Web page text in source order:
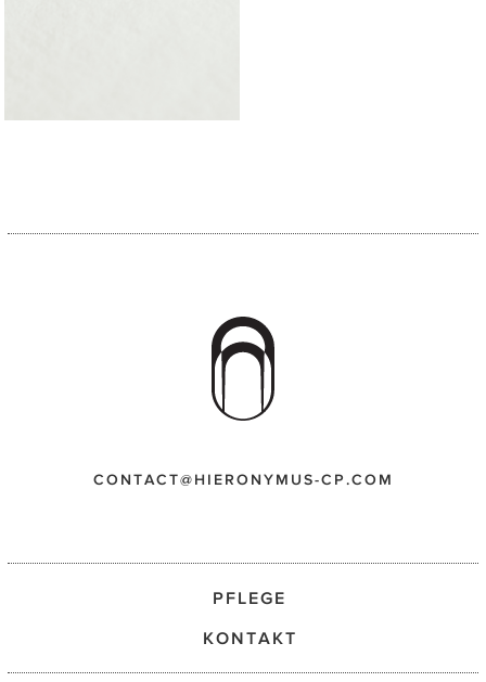
CONTACT@HIERONYMUS-CP.COM
PFLEGE
KONTAKT